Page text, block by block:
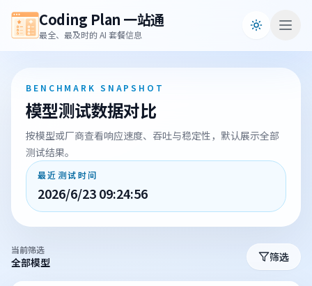
Coding Plan 一站通
最全、最及时的 AI 套餐信息
BENCHMARK SNAPSHOT
模型测试数据对比
按模型或厂商查看响应速度、吞吐与稳定性，默认展示全部
测试结果。
最近测试时间
2026/6/23 09:24:56
当前筛选
全部模型 筛选